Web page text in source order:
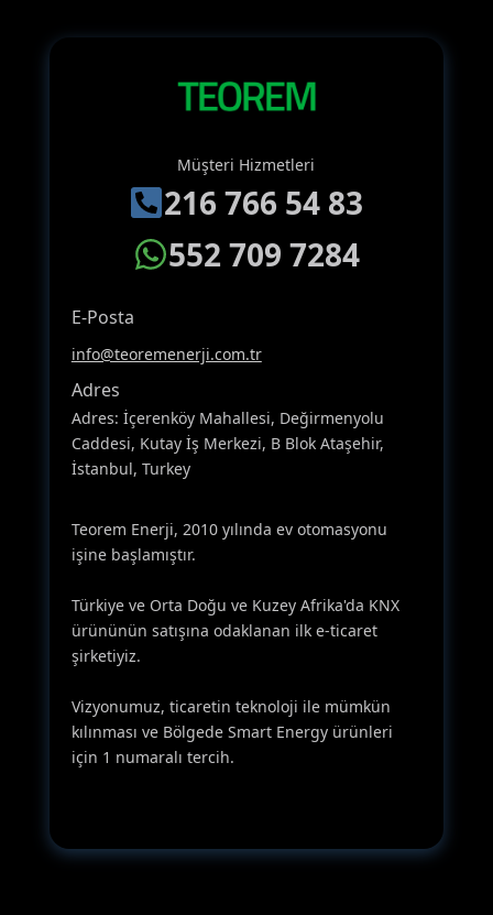
Müşteri Hizmetleri
216 766 54 83
552 709 7284
E-Posta
info@teoremenerji.com.tr
Adres
Adres: İçerenköy Mahallesi, Değirmenyolu
Caddesi, Kutay İş Merkezi, B Blok Ataşehir,
İstanbul, Turkey
Teorem Enerji, 2010 yılında ev otomasyonu
işine başlamıştır.
Türkiye ve Orta Doğu ve Kuzey Afrika'da KNX
ürününün satışına odaklanan ilk e-ticaret
şirketiyiz.
Vizyonumuz, ticaretin teknoloji ile mümkün
kılınması ve Bölgede Smart Energy ürünleri
için 1 numaralı tercih.